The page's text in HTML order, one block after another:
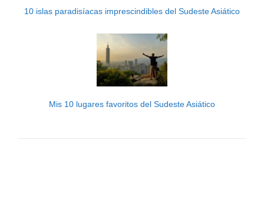
10 islas paradisíacas imprescindibles del Sudeste Asiático
Mis 10 lugares favoritos del Sudeste Asiático